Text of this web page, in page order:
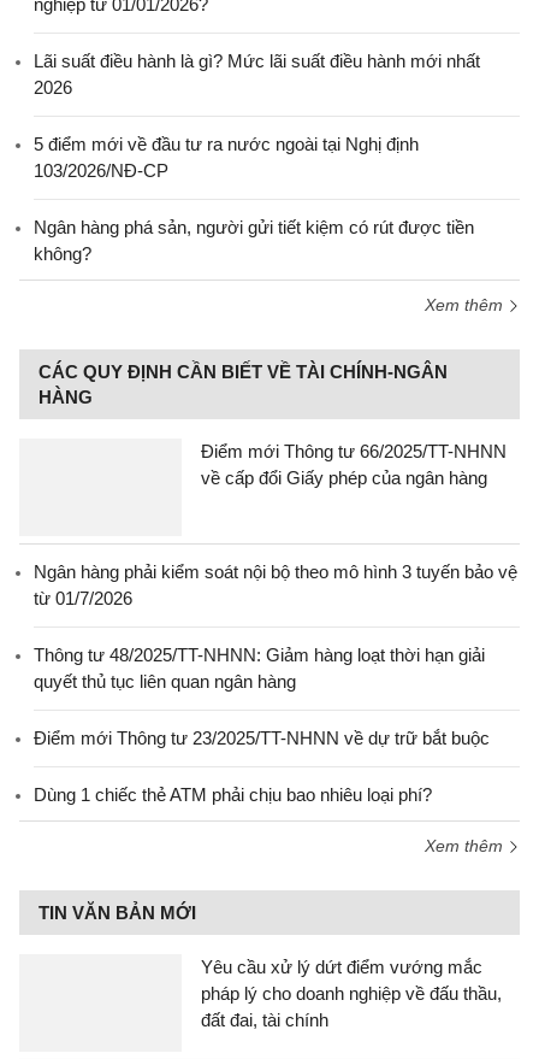
nghiệp từ 01/01/2026?
Lãi suất điều hành là gì? Mức lãi suất điều hành mới nhất
2026
5 điểm mới về đầu tư ra nước ngoài tại Nghị định
103/2026/NĐ-CP
Ngân hàng phá sản, người gửi tiết kiệm có rút được tiền
không?
Xem thêm
CÁC QUY ĐỊNH CẦN BIẾT VỀ TÀI CHÍNH-NGÂN
HÀNG
Điểm mới Thông tư 66/2025/TT-NHNN
về cấp đổi Giấy phép của ngân hàng
Ngân hàng phải kiểm soát nội bộ theo mô hình 3 tuyến bảo vệ
từ 01/7/2026
Thông tư 48/2025/TT-NHNN: Giảm hàng loạt thời hạn giải
quyết thủ tục liên quan ngân hàng
Điểm mới Thông tư 23/2025/TT-NHNN về dự trữ bắt buộc
Dùng 1 chiếc thẻ ATM phải chịu bao nhiêu loại phí?
Xem thêm
TIN VĂN BẢN MỚI
Yêu cầu xử lý dứt điểm vướng mắc
pháp lý cho doanh nghiệp về đấu thầu,
đất đai, tài chính